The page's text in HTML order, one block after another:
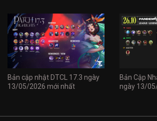
Bản cập nhật DTCL 17.3 ngày
13/05/2026 mới nhất
Bản Cập
ngày 13/